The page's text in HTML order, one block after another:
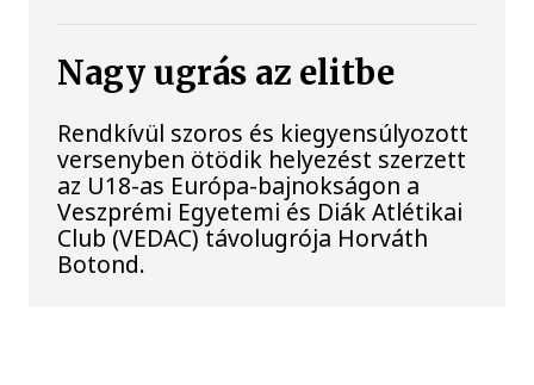
Nagy ugrás az elitbe
Rendkívül szoros és kiegyensúlyozott
versenyben ötödik helyezést szerzett
az U18-as Európa-bajnokságon a
Veszprémi Egyetemi és Diák Atlétikai
Club (VEDAC) távolugrója Horváth
Botond.